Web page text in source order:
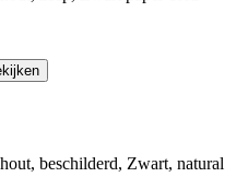
beschilderd, Zwart, natural